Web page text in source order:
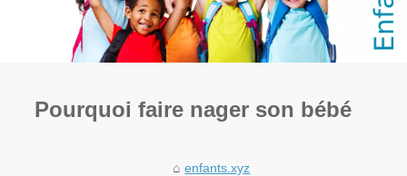
Pourquoi faire nager son bébé
enfants.xyz